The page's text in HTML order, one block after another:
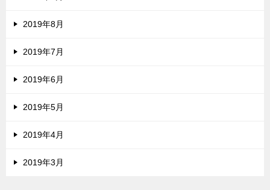
2019年8月
2019年7月
2019年6月
2019年5月
2019年4月
2019年3月